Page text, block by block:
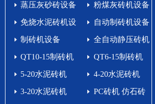
蒸压灰砂砖设备 粉煤灰砖机设备
免烧水泥砖机设
备生产线
自动制砖机设备
生产线
制砖机设备 全自动静压砖机
QT10-15制砖机 QT6-15制砖机
5-20水泥砖机 4-20水泥砖机
3-20水泥砖机 PC砖机 仿石砖